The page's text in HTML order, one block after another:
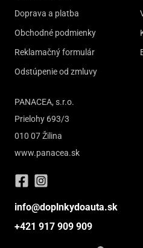
Doprava a platba
Obchodné podmienky
Reklamačný formulár
Odstúpenie od zmluvy
PANACEA, s.r.o.
Prielohy 693/3
010 07 Žilina
www.panacea.sk
info@doplnkydoauta.sk
+421 917 909 909